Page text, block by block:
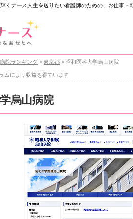
くナース人生を送りたい看護師のための、お仕事・
院ランキング > 東京都 > 昭和医科大学烏山病院
ムにより収益を得ています
烏山病院